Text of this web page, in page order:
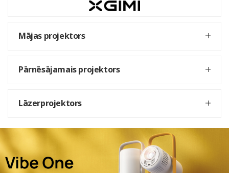
Mājas projektors
Pārnēsājamais projektors
Lāzerprojektors